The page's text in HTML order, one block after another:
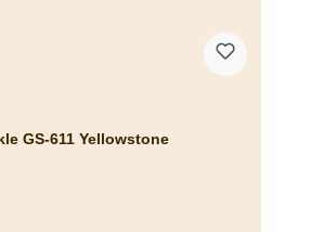
GS-611 Yellowstone